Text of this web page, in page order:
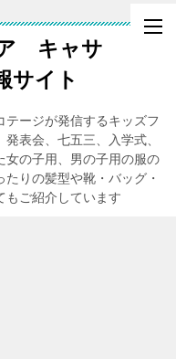
キャサ
サイト
ージが発信するキッズフ
表会、七五三、入学式、
女の子用、男の子用の服の
りの髪型や靴・バッグ・
もご紹介しています